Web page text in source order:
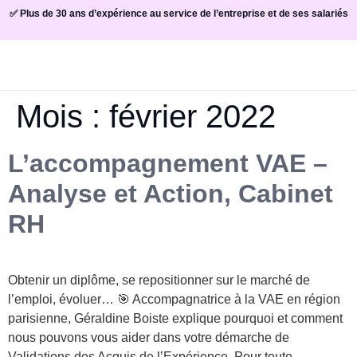
✅ Plus de 30 ans d’expérience au service de l’entreprise et de ses salariés
Mois : février 2022
L’accompagnement VAE –
Analyse et Action, Cabinet
RH
Obtenir un diplôme, se repositionner sur le marché de
l’emploi, évoluer… 🎯 Accompagnatrice à la VAE en région
parisienne, Géraldine Boiste explique pourquoi et comment
nous pouvons vous aider dans votre démarche de